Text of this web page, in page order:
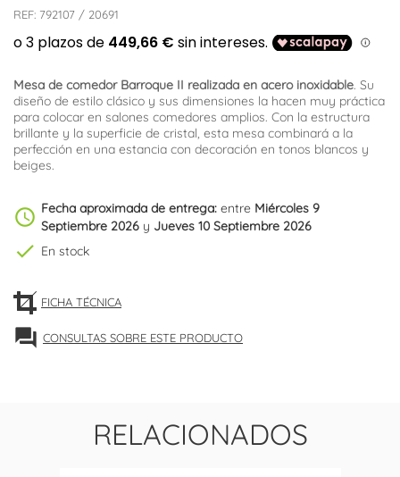
REF: 792107 / 20691
Mesa de comedor Barroque II realizada en acero inoxidable. Su
diseño de estilo clásico y sus dimensiones la hacen muy práctica
para colocar en salones comedores amplios. Con la estructura
brillante y la superficie de cristal, esta mesa combinará a la
perfección en una estancia con decoración en tonos blancos y
beiges.
schedule Fecha aproximada de entrega: entre Miércoles 9
Septiembre 2026 y Jueves 10 Septiembre 2026
check En stock
FICHA TÉCNICA
forum CONSULTAS SOBRE ESTE PRODUCTO
RELACIONADOS